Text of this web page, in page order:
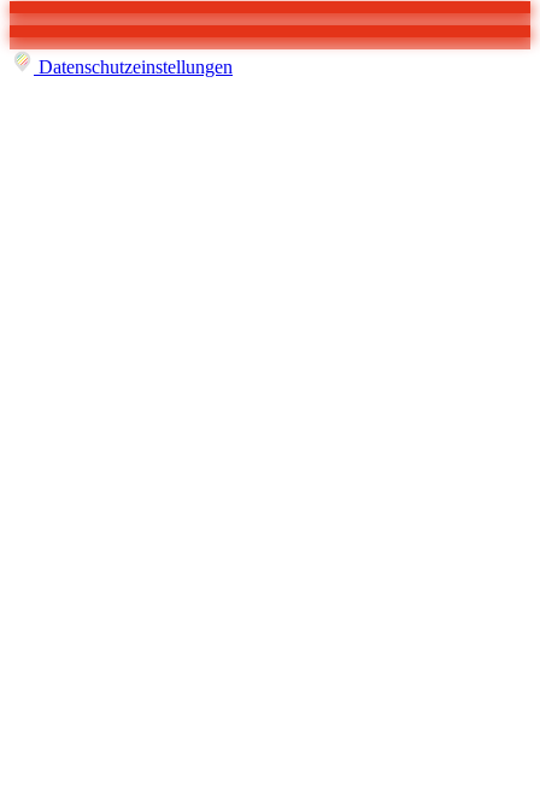
Datenschutzeinstellungen